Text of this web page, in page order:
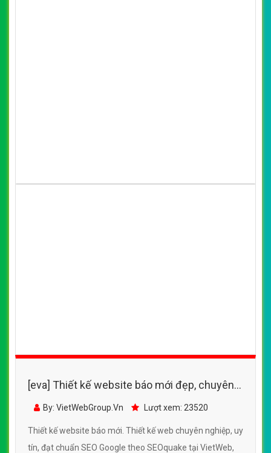
[eva] Thiết kế website báo mới đẹp, chuyên
nghiệp chuẩn SEO
By: VietWebGroup.Vn Lượt xem: 23520
Thiết kế website báo mới. Thiết kế web chuyên nghiệp, uy
tín, đạt chuẩn SEO Google theo SEOquake tại VietWeb,